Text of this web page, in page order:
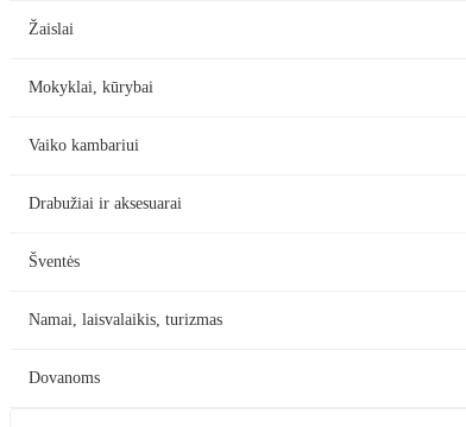
Žaislai
Mokyklai, kūrybai
Vaiko kambariui
Drabužiai ir aksesuarai
Šventės
Namai, laisvalaikis, turizmas
Dovanoms